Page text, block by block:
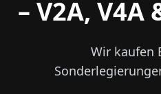
– V2A,
Wir kaufen